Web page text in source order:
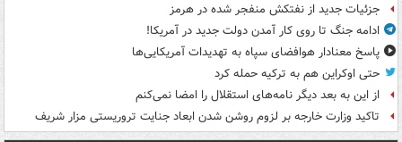
جزئیات جدید از نفتکش منفجر شده در هرمز
ادامه جنگ تا روی کار آمدن دولت جدید در آمریکا!
پاسخ معنادار هوافضای سپاه به تهدیدات آمریکایی‌ها
حتی اوکراین هم به ترکیه حمله کرد
از این به بعد دیگر نامه‌های استقلال را امضا نمی‌کنم
تاکید وزارت خارجه بر لزوم روشن شدن ابعاد جنایت تروریستی مزار شریف